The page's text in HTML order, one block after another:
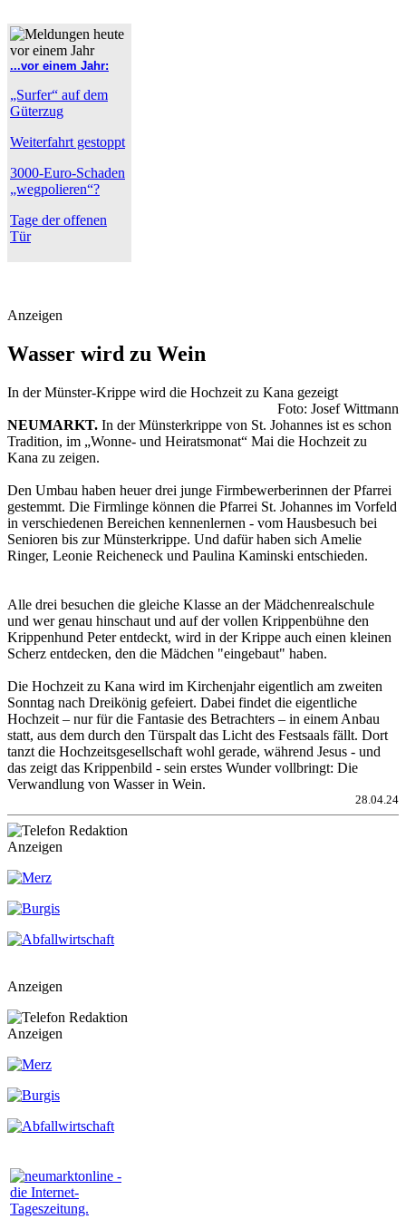
...vor einem Jahr:
„Surfer“ auf dem
Güterzug
Weiterfahrt gestoppt
3000-Euro-Schaden
„wegpolieren“?
Tage der offenen
Tür
Anzeigen
Wasser wird zu Wein
In der Münster-Krippe wird die Hochzeit zu Kana gezeigt
Foto: Josef Wittmann
NEUMARKT. In der Münsterkrippe von St. Johannes ist es schon
Tradition, im „Wonne- und Heiratsmonat“ Mai die Hochzeit zu
Kana zu zeigen.
Den Umbau haben heuer drei junge Firmbewerberinnen der Pfarrei
gestemmt. Die Firmlinge können die Pfarrei St. Johannes im Vorfeld
in verschiedenen Bereichen kennenlernen - vom Hausbesuch bei
Senioren bis zur Münsterkrippe. Und dafür haben sich Amelie
Ringer, Leonie Reicheneck und Paulina Kaminski entschieden.
Alle drei besuchen die gleiche Klasse an der Mädchenrealschule
und wer genau hinschaut und auf der vollen Krippenbühne den
Krippenhund Peter entdeckt, wird in der Krippe auch einen kleinen
Scherz entdecken, den die Mädchen "eingebaut" haben.
Die Hochzeit zu Kana wird im Kirchenjahr eigentlich am zweiten
Sonntag nach Dreikönig gefeiert. Dabei findet die eigentliche
Hochzeit – nur für die Fantasie des Betrachters – in einem Anbau
statt, aus dem durch den Türspalt das Licht des Festsaals fällt. Dort
tanzt die Hochzeitsgesellschaft wohl gerade, während Jesus - und
das zeigt das Krippenbild - sein erstes Wunder vollbringt: Die
Verwandlung von Wasser in Wein.
28.04.24
Anzeigen
Anzeigen
Anzeigen